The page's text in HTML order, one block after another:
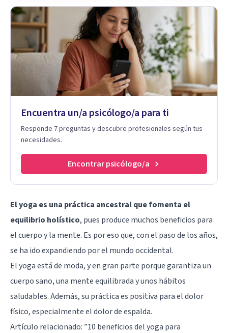
Encuentra un/a psicólogo/a para ti
Responde 7 preguntas y descubre profesionales según tus
necesidades.
Encontrar psicólogo/a
El yoga es una práctica ancestral que fomenta el
equilibrio holístico, pues produce muchos beneficios para
el cuerpo y la mente. Es por eso que, con el paso de los años,
se ha ido expandiendo por el mundo occidental.
El yoga está de moda, y en gran parte porque garantiza un
cuerpo sano, una mente equilibrada y unos hábitos
saludables. Además, su práctica es positiva para el dolor
físico, especialmente el dolor de espalda.
Artículo relacionado: ”10 beneficios del yoga para